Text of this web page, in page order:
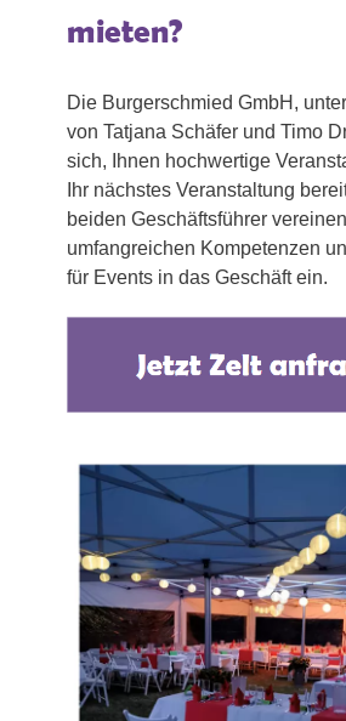
mieten?
Die Burgerschmied GmbH,
von Tatjana Schäfer und Timo
sich, Ihnen hochwertige
Ihr nächstes Veranstaltung
beiden Geschäftsführer
umfangreichen Kompetenzen
für Events in das Geschäft ein.